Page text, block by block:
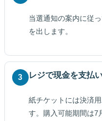
当選通知の案内に従
を出します。
3 レジで現金を支払
紙チケットには決済
す。購入可能期間は7